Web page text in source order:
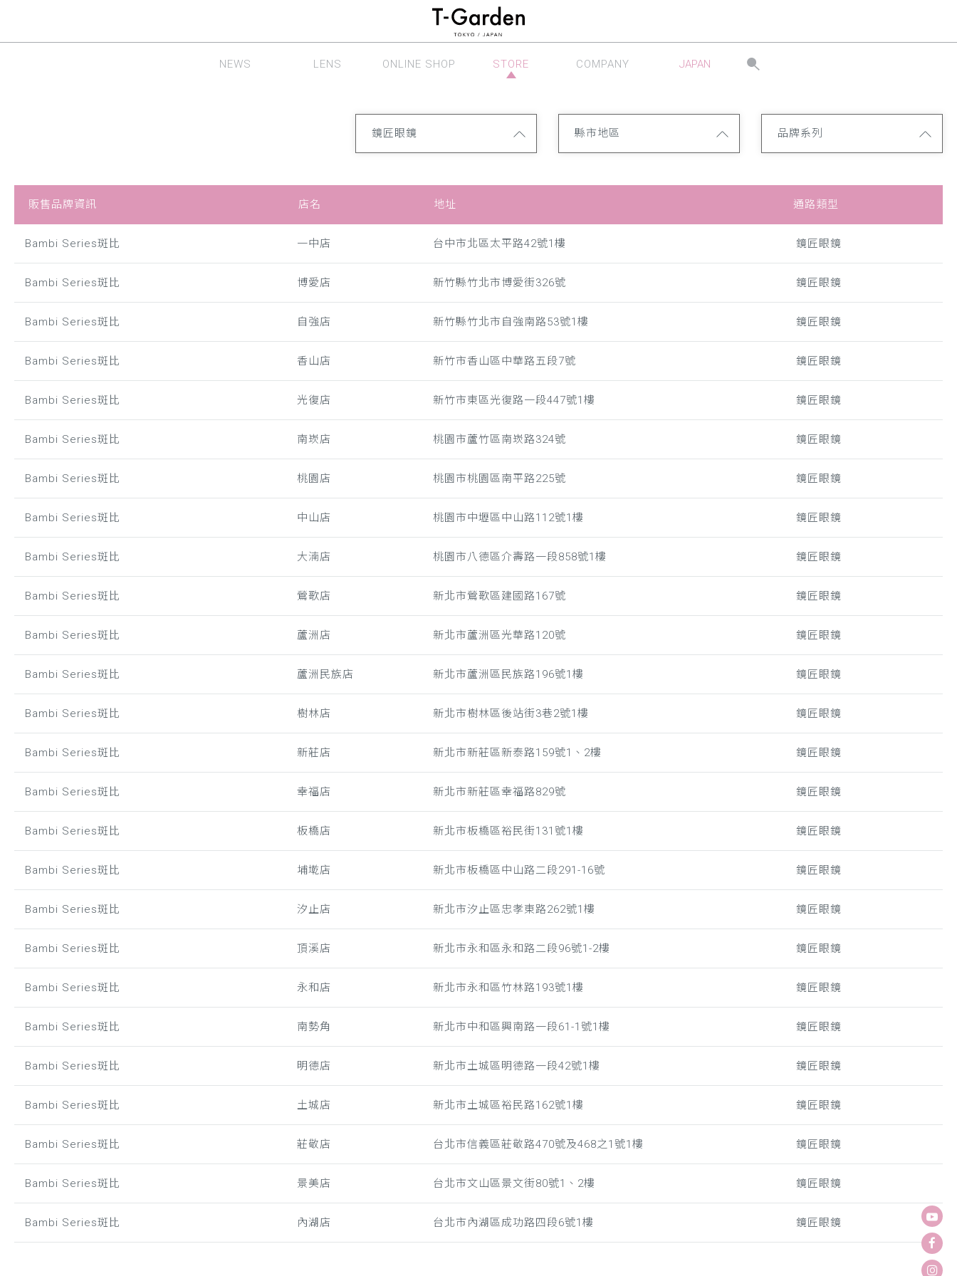
NEWS LENS ONLINE SHOP STORE COMPANY JAPAN
鏡匠眼鏡 縣市地區 品牌系列
販售品牌資訊 店名 地址 通路類型
Bambi Series斑比 一中店 台中市北區太平路42號1樓 鏡匠眼鏡
Bambi Series斑比 博愛店 新竹縣竹北市博愛街326號 鏡匠眼鏡
Bambi Series斑比 自強店 新竹縣竹北市自強南路53號1樓 鏡匠眼鏡
Bambi Series斑比 香山店 新竹市香山區中華路五段7號 鏡匠眼鏡
Bambi Series斑比 光復店 新竹市東區光復路一段447號1樓 鏡匠眼鏡
Bambi Series斑比 南崁店 桃園市蘆竹區南崁路324號 鏡匠眼鏡
Bambi Series斑比 桃園店 桃園市桃園區南平路225號 鏡匠眼鏡
Bambi Series斑比 中山店 桃園市中壢區中山路112號1樓 鏡匠眼鏡
Bambi Series斑比 大湳店 桃園市八德區介壽路一段858號1樓 鏡匠眼鏡
Bambi Series斑比 鶯歌店 新北市鶯歌區建國路167號 鏡匠眼鏡
Bambi Series斑比 蘆洲店 新北市蘆洲區光華路120號 鏡匠眼鏡
Bambi Series斑比 蘆洲民族店 新北市蘆洲區民族路196號1樓 鏡匠眼鏡
Bambi Series斑比 樹林店 新北市樹林區後站街3巷2號1樓 鏡匠眼鏡
Bambi Series斑比 新莊店 新北市新莊區新泰路159號1、2樓 鏡匠眼鏡
Bambi Series斑比 幸福店 新北市新莊區幸福路829號 鏡匠眼鏡
Bambi Series斑比 板橋店 新北市板橋區裕民街131號1樓 鏡匠眼鏡
Bambi Series斑比 埔墘店 新北市板橋區中山路二段291-16號 鏡匠眼鏡
Bambi Series斑比 汐止店 新北市汐止區忠孝東路262號1樓 鏡匠眼鏡
Bambi Series斑比 頂溪店 新北市永和區永和路二段96號1-2樓 鏡匠眼鏡
Bambi Series斑比 永和店 新北市永和區竹林路193號1樓 鏡匠眼鏡
Bambi Series斑比 南勢角 新北市中和區興南路一段61-1號1樓 鏡匠眼鏡
Bambi Series斑比 明德店 新北市土城區明德路一段42號1樓 鏡匠眼鏡
Bambi Series斑比 土城店 新北市土城區裕民路162號1樓 鏡匠眼鏡
Bambi Series斑比 莊敬店 台北市信義區莊敬路470號及468之1號1樓 鏡匠眼鏡
Bambi Series斑比 景美店 台北市文山區景文街80號1、2樓 鏡匠眼鏡
Bambi Series斑比 內湖店 台北市內湖區成功路四段6號1樓 鏡匠眼鏡